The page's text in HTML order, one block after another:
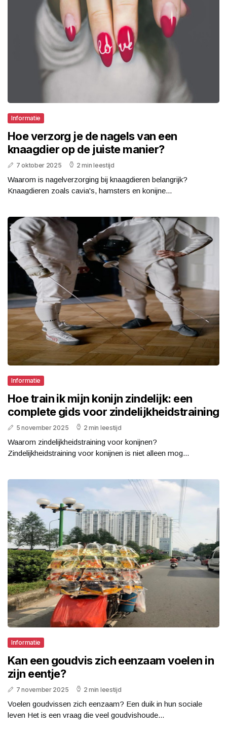
Informatie
Hoe verzorg je de nagels van een
knaagdier op de juiste manier?
7 oktober 2025 2 min leestijd
Waarom is nagelverzorging bij knaagdieren belangrijk?
Knaagdieren zoals cavia's, hamsters en konijne...
Informatie
Hoe train ik mijn konijn zindelijk: een
complete gids voor zindelijkheidstraining
5 november 2025 2 min leestijd
Waarom zindelijkheidstraining voor konijnen?
Zindelijkheidstraining voor konijnen is niet alleen mog...
Informatie
Kan een goudvis zich eenzaam voelen in
zijn eentje?
7 november 2025 2 min leestijd
Voelen goudvissen zich eenzaam? Een duik in hun sociale
leven Het is een vraag die veel goudvishoude...